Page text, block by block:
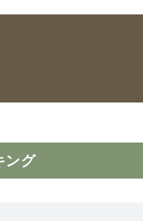
ング